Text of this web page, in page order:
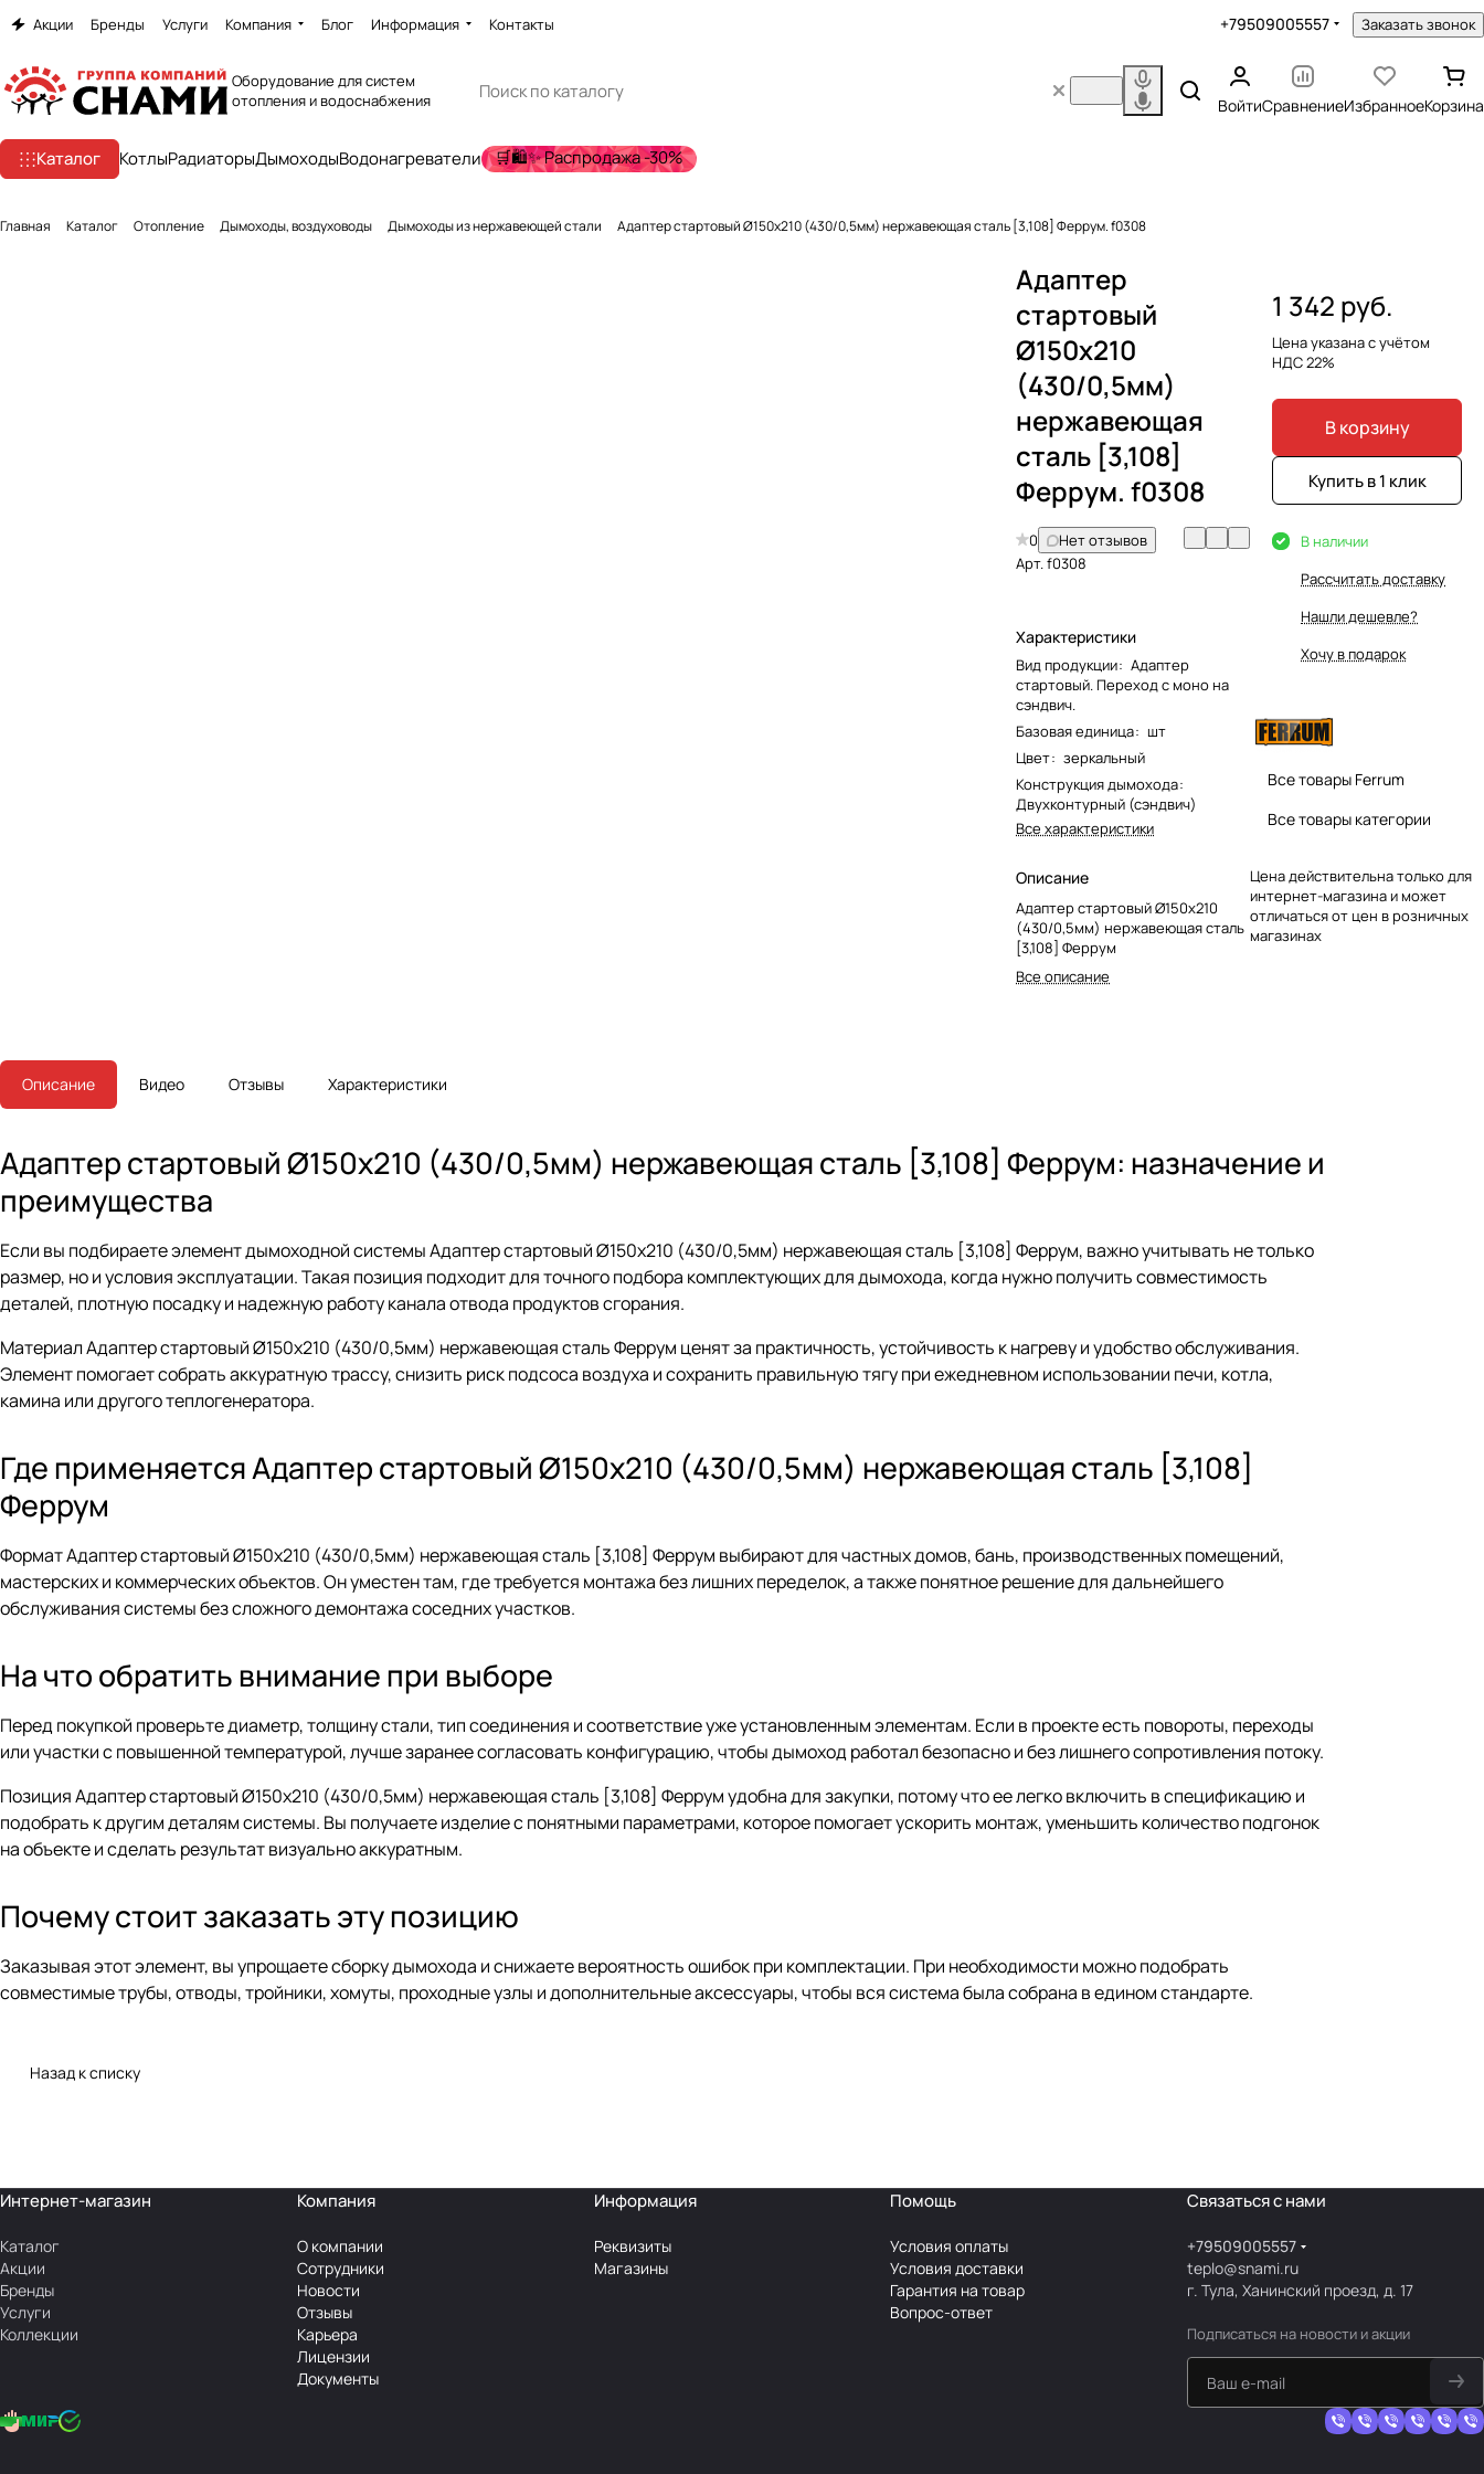
Акции Бренды Услуги Компания Блог Информация Контакты +79509005557 Заказать звонок
Оборудование для систем
отопления и водоснабжения
ВойтиСравнениеИзбранноеКорзина
Каталог КотлыРадиаторыДымоходыВодонагреватели 🛒🛍️✨ Распродажа -30%
Главная Каталог Отопление Дымоходы, воздуховоды Дымоходы из нержавеющей стали Адаптер стартовый Ø150х210 (430/0,5мм) нержавеющая сталь [3,108] Феррум. f0308
Адаптер
стартовый
Ø150х210
(430/0,5мм)
нержавеющая
сталь [3,108]
Феррум. f0308
0
Нет отзывов
Арт.f0308
Характеристики
Вид продукции: Адаптер
стартовый. Переход с моно на
сэндвич.
Базовая единица: шт
Цвет: зеркальный
Конструкция дымохода:
Двухконтурный (сэндвич)
Все характеристики
Описание
Адаптер стартовый Ø150х210
(430/0,5мм) нержавеющая сталь
[3,108] Феррум
Все описание
1 342 руб.
Цена указана с учётом
НДС 22%
В корзину
Купить в 1 клик
В наличии
Рассчитать доставку
Нашли дешевле?
Хочу в подарок
Все товары Ferrum
Все товары категории
Цена действительна только для
интернет-магазина и может
отличаться от цен в розничных
магазинах
Описание Видео Отзывы Характеристики
Адаптер стартовый Ø150х210 (430/0,5мм) нержавеющая сталь [3,108] Феррум: назначение и
преимущества
Если вы подбираете элемент дымоходной системы Адаптер стартовый Ø150х210 (430/0,5мм) нержавеющая сталь [3,108] Феррум, важно учитывать не только
размер, но и условия эксплуатации. Такая позиция подходит для точного подбора комплектующих для дымохода, когда нужно получить совместимость
деталей, плотную посадку и надежную работу канала отвода продуктов сгорания.
Материал Адаптер стартовый Ø150х210 (430/0,5мм) нержавеющая сталь Феррум ценят за практичность, устойчивость к нагреву и удобство обслуживания.
Элемент помогает собрать аккуратную трассу, снизить риск подсоса воздуха и сохранить правильную тягу при ежедневном использовании печи, котла,
камина или другого теплогенератора.
Где применяется Адаптер стартовый Ø150х210 (430/0,5мм) нержавеющая сталь [3,108]
Феррум
Формат Адаптер стартовый Ø150х210 (430/0,5мм) нержавеющая сталь [3,108] Феррум выбирают для частных домов, бань, производственных помещений,
мастерских и коммерческих объектов. Он уместен там, где требуется монтажа без лишних переделок, а также понятное решение для дальнейшего
обслуживания системы без сложного демонтажа соседних участков.
На что обратить внимание при выборе
Перед покупкой проверьте диаметр, толщину стали, тип соединения и соответствие уже установленным элементам. Если в проекте есть повороты, переходы
или участки с повышенной температурой, лучше заранее согласовать конфигурацию, чтобы дымоход работал безопасно и без лишнего сопротивления потоку.
Позиция Адаптер стартовый Ø150х210 (430/0,5мм) нержавеющая сталь [3,108] Феррум удобна для закупки, потому что ее легко включить в спецификацию и
подобрать к другим деталям системы. Вы получаете изделие с понятными параметрами, которое помогает ускорить монтаж, уменьшить количество подгонок
на объекте и сделать результат визуально аккуратным.
Почему стоит заказать эту позицию
Заказывая этот элемент, вы упрощаете сборку дымохода и снижаете вероятность ошибок при комплектации. При необходимости можно подобрать
совместимые трубы, отводы, тройники, хомуты, проходные узлы и дополнительные аксессуары, чтобы вся система была собрана в едином стандарте.
Назад к списку
Интернет-магазин
Каталог
Акции
Бренды
Услуги
Коллекции
Компания
О компании
Сотрудники
Новости
Отзывы
Карьера
Лицензии
Документы
Информация
Реквизиты
Магазины
Помощь
Условия оплаты
Условия доставки
Гарантия на товар
Вопрос-ответ
Связаться с нами
+79509005557
teplo@snami.ru
г. Тула, Ханинский проезд, д. 17
Подписаться на новости и акции